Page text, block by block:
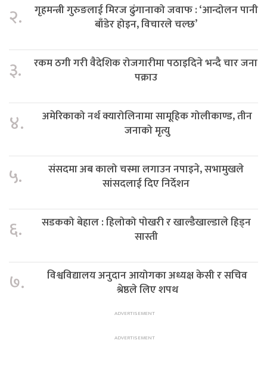
२.
गृहमन्त्री गुरुङलाई मिरज ढुंगानाको जवाफ : ‘आन्दोलन पानी
बाँडेर होइन, विचारले चल्छ’
३.
रकम ठगी गरी वैदेशिक रोजगारीमा पठाइदिने भन्दै चार जना
पक्राउ
४.
अमेरिकाको नर्थ क्यारोलिनामा सामूहिक गोलीकाण्ड, तीन
जनाको मृत्यु
५.
संसदमा अब कालो चस्मा लगाउन नपाइने, सभामुखले
सांसदलाई दिए निर्देशन
६.
सडकको बेहाल : हिलोको पोखरी र खाल्डैखाल्डाले हिड्न
सास्ती
७.
विश्वविद्यालय अनुदान आयोगका अध्यक्ष केसी र सचिव
श्रेष्ठले लिए शपथ